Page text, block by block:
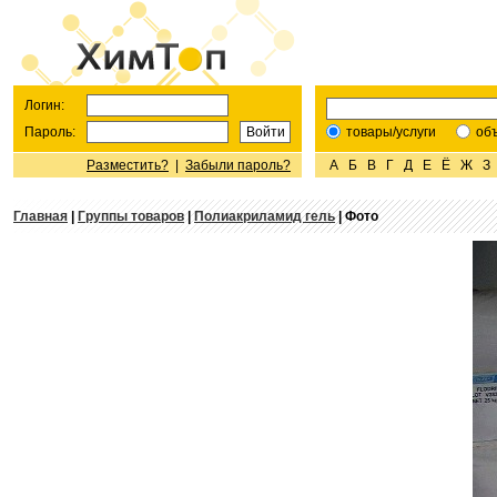
Логин:
Пароль:
Разместить? Забыли пароль?
товары/услуги
А Б В Г Д Е Ё Ж З
Главная Группы товаров|Полиакриламид гель| Фото